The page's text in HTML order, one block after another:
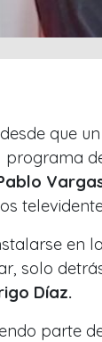
que
en
solo
Díaz.
parte